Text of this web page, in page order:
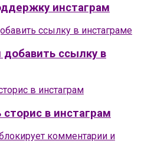
инстаграм
ссылку в
в инстаграм